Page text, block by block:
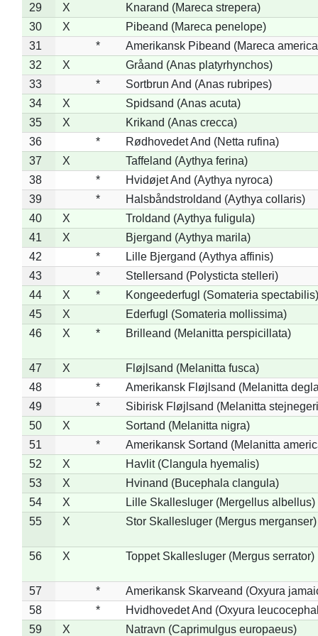
29
X
Knarand (Mareca strepera)
30
X
Pibeand (Mareca penelope)
31
*
Amerikansk Pibeand (Mareca
32
X
Gråand (Anas platyrhynchos)
33
*
Sortbrun And (Anas rubripes)
34
X
Spidsand (Anas acuta)
35
X
Krikand (Anas crecca)
36
*
Rødhovedet And (Netta rufina)
37
X
Taffeland (Aythya ferina)
38
*
Hvidøjet And (Aythya nyroca)
39
*
Halsbåndstroldand (Aythya collaris)
40
X
Troldand (Aythya fuligula)
41
X
Bjergand (Aythya marila)
42
*
Lille Bjergand (Aythya affinis)
43
*
Stellersand (Polysticta stelleri)
44
X *
Kongeederfugl (Somateria spectabilis)
45
X
Ederfugl (Somateria mollissima)
46
X * Brilleand (Melanitta perspicillata)
47 X
Fløjlsand (Melanitta fusca)
48
*
Amerikansk Fløjlsand (Melanitta
49
*
Sibirisk Fløjlsand (Melanitta
50
X
Sortand (Melanitta nigra)
51
*
Amerikansk Sortand (Melanitta
52
X
Havlit (Clangula hyemalis)
53
X
Hvinand (Bucephala clangula)
54
X
Lille Skallesluger (Mergellus albellus)
55
X Stor Skallesluger (Mergus merganser)
56 X Toppet Skallesluger (Mergus serrator)
57 *
Amerikansk Skarveand (Oxyura
58
*
Hvidhovedet And (Oxyura
59
X
Natravn (Caprimulgus europaeus)